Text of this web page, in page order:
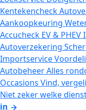
Kentekencheck
Aankoopkeuring
Accucheck EV & PHEV
Autoverzekering
Importservice
AutobeheerAlles
Occasions Vind,
Niet zeker welke
in